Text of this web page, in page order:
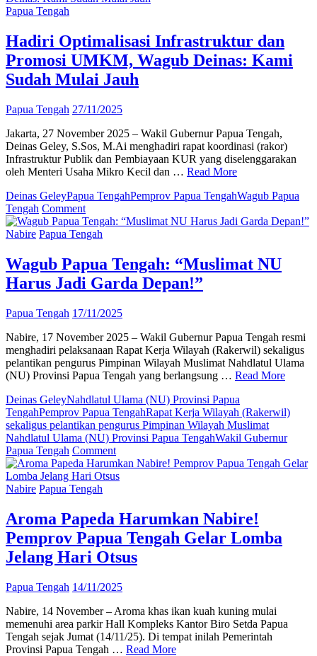
Papua Tengah
Hadiri Optimalisasi Infrastruktur dan
Promosi UMKM, Wagub Deinas: Kami
Sudah Mulai Jauh
Papua Tengah 27/11/2025
Jakarta, 27 November 2025 – Wakil Gubernur Papua Tengah,
Deinas Geley, S.Sos, M.Ai menghadiri rapat koordinasi (rakor)
Infrastruktur Publik dan Pembiayaan KUR yang diselenggarakan
oleh Menteri Usaha Mikro Kecil dan … Read More
Deinas GeleyPapua TengahPemprov Papua TengahWagub Papua
Tengah Commenton
Hadiri
Optimalisasi
Promosi
UMKM,
Deinas:
Kami
Sudah
Mulai
Jauh
Nabire Papua Tengah
Wagub Papua Tengah: “Muslimat NU
Harus Jadi Garda Depan!”
Papua Tengah 17/11/2025
Nabire, 17 November 2025 – Wakil Gubernur Papua Tengah resmi
menghadiri pelaksanaan Rapat Kerja Wilayah (Rakerwil) sekaligus
pelantikan pengurus Pimpinan Wilayah Muslimat Nahdlatul Ulama
(NU) Provinsi Papua Tengah yang berlangsung … Read More
Deinas GeleyNahdlatul Ulama (NU) Provinsi Papua
TengahPemprov Papua TengahRapat Kerja Wilayah (Rakerwil)
sekaligus pelantikan pengurus Pimpinan Wilayah Muslimat
Nahdlatul Ulama (NU) Provinsi Papua TengahWakil Gubernur
Papua Tengah Commenton
Wagub
Papua
NU
Harus
Jadi
Depan!”
Nabire Papua Tengah
Aroma Papeda Harumkan Nabire!
Pemprov Papua Tengah Gelar Lomba
Jelang Hari Otsus
Papua Tengah 14/11/2025
Nabire, 14 November – Aroma khas ikan kuah kuning mulai
memenuhi area parkir Hall Kompleks Kantor Biro Setda Papua
Tengah sejak Jumat (14/11/25). Di tempat inilah Pemerintah
Provinsi Papua Tengah … Read More